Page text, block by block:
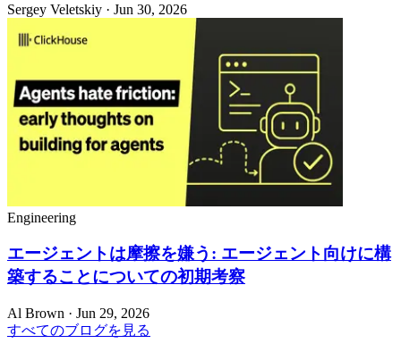
Sergey Veletskiy · Jun 30, 2026
Engineering
エージェントは摩擦を嫌う: エージェント向けに構
築することについての初期考察
Al Brown · Jun 29, 2026
すべてのブログを見る